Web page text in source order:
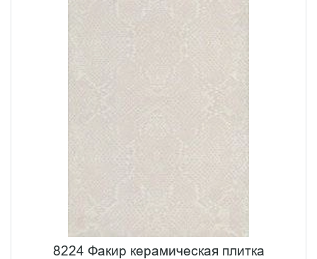
8224 Факир керамическая плитка